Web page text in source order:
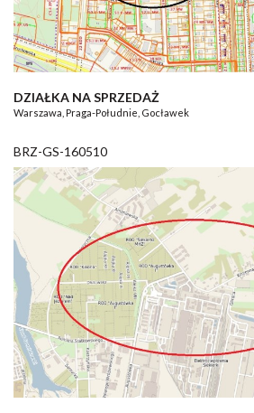
DZIAŁKA NA SPRZEDAŻ
Warszawa, Praga-Południe, Gocławek
BRZ-GS-160510